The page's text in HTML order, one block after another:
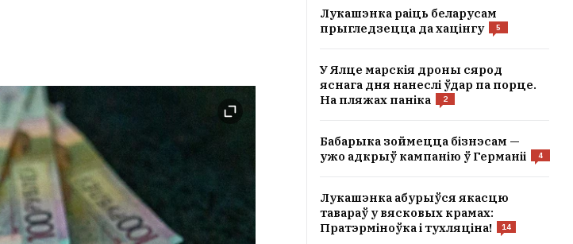
Лукашэнка раіць беларусам
прыгледзецца да хацінгу
5
У Ялце марскія дроны сярод
яснага дня нанеслі ўдар па порце.
На пляжах паніка
2
Бабарыка зоймецца бізнэсам —
ужо адкрыў кампанію ў Германіі
4
Лукашэнка абурыўся якасцю
тавараў у вясковых крамах:
Пратэрміноўка і тухляціна!
14